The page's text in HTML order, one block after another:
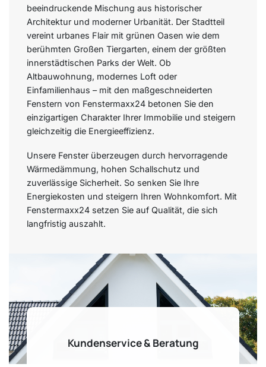
beeindruckende Mischung aus historischer
Architektur und moderner Urbanität. Der Stadtteil
vereint urbanes Flair mit grünen Oasen wie dem
berühmten Großen Tiergarten, einem der größten
innerstädtischen Parks der Welt. Ob
Altbauwohnung, modernes Loft oder
Einfamilienhaus – mit den maßgeschneiderten
Fenstern von Fenstermaxx24 betonen Sie den
einzigartigen Charakter Ihrer Immobilie und steigern
gleichzeitig die Energieeffizienz.
Unsere Fenster überzeugen durch hervorragende
Wärmedämmung, hohen Schallschutz und
zuverlässige Sicherheit. So senken Sie Ihre
Energiekosten und steigern Ihren Wohnkomfort. Mit
Fenstermaxx24 setzen Sie auf Qualität, die sich
langfristig auszahlt.
Kundenservice & Beratung